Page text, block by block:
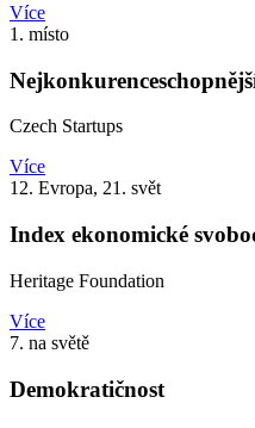
Více
1. místo
Czech Startups
Více
12. Evropa, 21. svět
Index ekonomické
Heritage Foundation
Více
7. na světě
Demokratičnost